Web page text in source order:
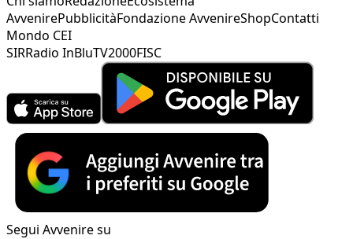
AvvenirePubblicitàFondazione AvvenireShopContatti
Mondo CEI
SIRRadio InBluTV2000FISC
Segui Avvenire su